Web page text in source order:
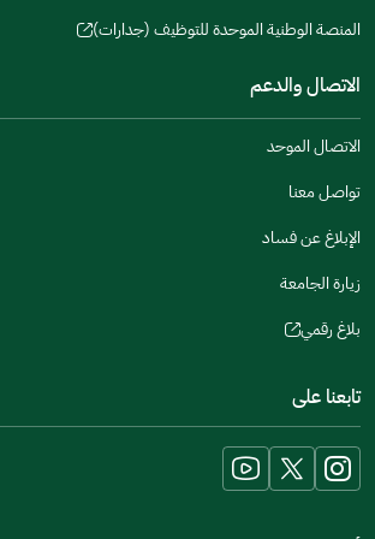
window)
new
new
window)
المنصة الوطنية الموحدة للتوظيف (جدارات)
(opens
window)
الاتصال والدعم
الاتصال الموحد
تواصل معنا
الإبلاغ عن فساد
زيارة الجامعة
بلاغ رقمي
(opens
new
window)
تابعنا على